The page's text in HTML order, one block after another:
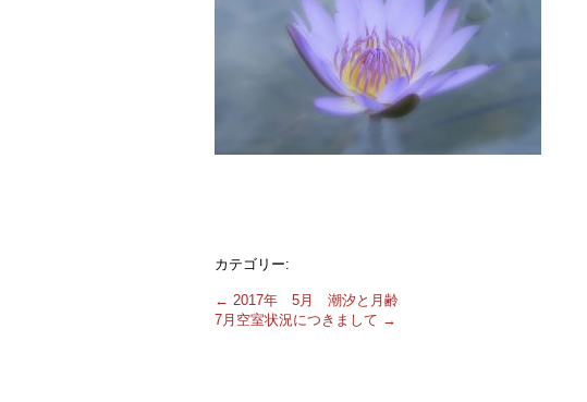
カテゴリー:
← 2017年 5月 潮汐と月齢
7月空室状況につきまして →